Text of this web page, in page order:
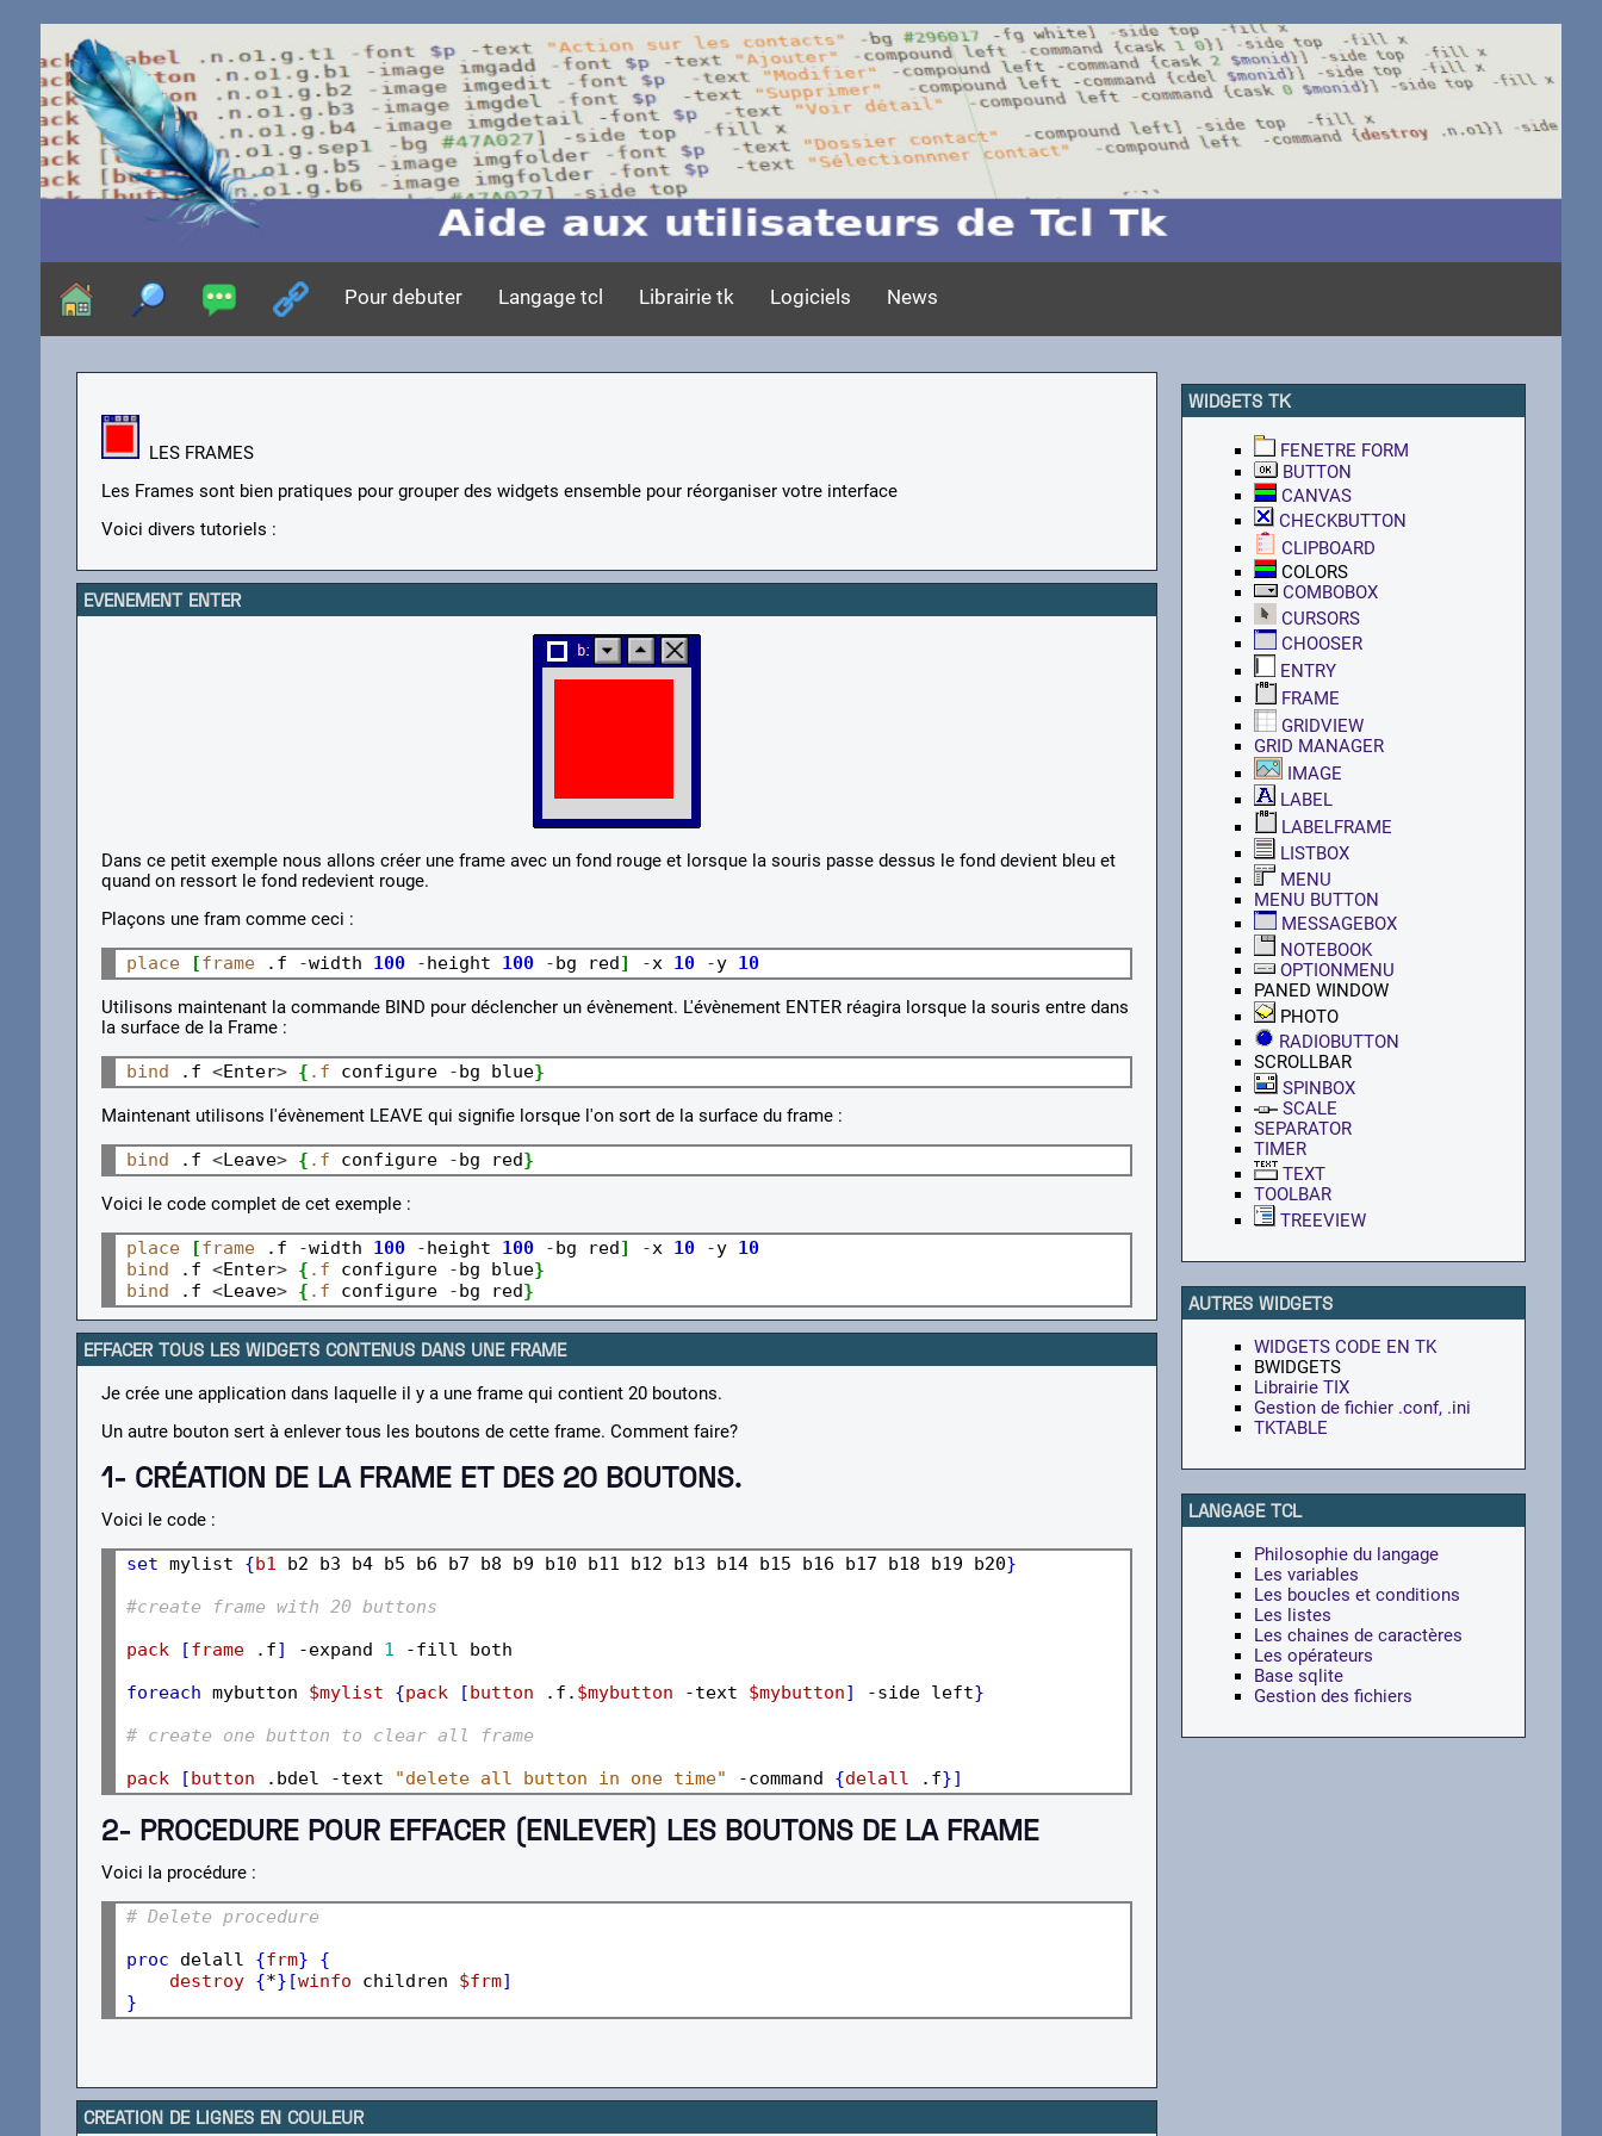
Pour debuter Langage tcl Librairie tk Logiciels News
LES FRAMES
Les Frames sont bien pratiques pour grouper des widgets ensemble pour réorganiser votre interface
Voici divers tutoriels :
EVENEMENT ENTER
Dans ce petit exemple nous allons créer une frame avec un fond rouge et lorsque la souris passe dessus le fond devient bleu et
quand on ressort le fond redevient rouge.
Plaçons une fram comme ceci :
place [frame .f -width 100 - height 100 - bg red ] -x 10 -y 10
Utilisons maintenant la commande BIND pour déclencher un évènement. L'évènement ENTER réagira lorsque la souris entre dans
la surface de la Frame :
bind .f <Enter> { .f configure - bg blue}
Maintenant utilisons l'évènement LEAVE qui signifie lorsque l'on sort de la surface du frame :
bind .f <Leave> { .f configure - bg red}
Voici le code complet de cet exemple :
place [frame .f -width 100 - height 100 - bg red ] -x 10 -y 10
bind .f <Enter> { .f configure - bg blue}
bind .f <Leave> { .f configure - bg red}
EFFACER TOUS LES WIDGETS CONTENUS DANS UNE FRAME
Je crée une application dans laquelle il y a une frame qui contient 20 boutons.
Un autre bouton sert à enlever tous les boutons de cette frame. Comment faire?
1- CRÉATION DE LA FRAME ET DES 20 BOUTONS.
Voici le code :
set mylist {b1 b2 b3 b4 b5 b6 b7 b8 b9 b10 b11 b12 b13 b14 b15 b16 b17 b18 b19 b20}
#create frame with 20 buttons
pack
[frame .f] -expand 1 -fill both
foreach mybutton $mylist {pack [ button .f. $mybutton -text $mybutton] -side left}
# create one button to clear all frame
pack
[ button .bdel -text "delete all button in one time" -command {delall .f}]
2- PROCEDURE POUR EFFACER (ENLEVER) LES BOUTONS DE LA FRAME
Voici la procédure :
# Delete procedure
proc delall {frm}
{
destroy {*}[winfo children $frm]
}
CREATION DE LIGNES EN COULEUR
WIDGETS TK
FENETRE FORM
BUTTON
CANVAS
CHECKBUTTON
CLIPBOARD
COLORS
COMBOBOX
CURSORS
CHOOSER
ENTRY
FRAME
GRIDVIEW
GRID MANAGER
IMAGE
LABEL
LABELFRAME
LISTBOX
MENU
MENU BUTTON
MESSAGEBOX
NOTEBOOK
OPTIONMENU
PANED WINDOW
PHOTO
RADIOBUTTON
SCROLLBAR
SPINBOX
SCALE
SEPARATOR
TIMER
TEXT
TOOLBAR
TREEVIEW
AUTRES WIDGETS
WIDGETS CODE EN TK
BWIDGETS
Librairie TIX
Gestion de fichier .conf, .ini
TKTABLE
LANGAGE TCL
Philosophie du langage
Les variables
Les boucles et conditions
Les listes
Les chaines de caractères
Les opérateurs
Base sqlite
Gestion des fichiers